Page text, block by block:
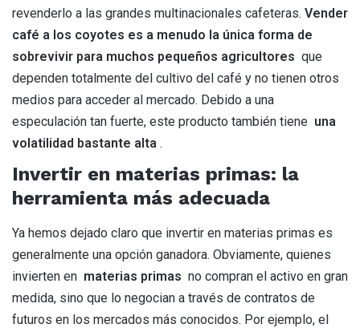
revenderlo a las grandes multinacionales cafeteras. Vender
café a los coyotes es a menudo la única forma de
sobrevivir para muchos pequeños agricultores que
dependen totalmente del cultivo del café y no tienen otros
medios para acceder al mercado. Debido a una
especulación tan fuerte, este producto también tiene una
volatilidad bastante alta .
Invertir en materias primas: la
herramienta más adecuada
Ya hemos dejado claro que invertir en materias primas es
generalmente una opción ganadora. Obviamente, quienes
invierten en materias primas no compran el activo en gran
medida, sino que lo negocian a través de contratos de
futuros en los mercados más conocidos. Por ejemplo, el